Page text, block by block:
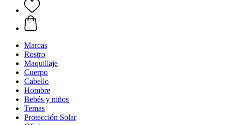
Marcas
Rostro
Maquillaje
Cuerpo
Cabello
Hombre
Bebés y niños
Temas
Protección Solar